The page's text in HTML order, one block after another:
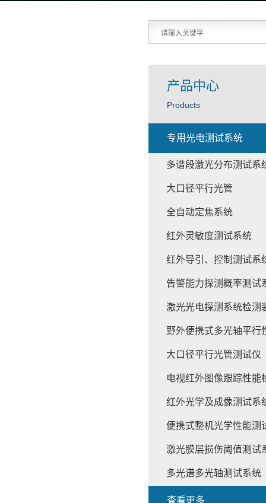
产品中心
Products
专用光电测试系统
多谱段激光分布测试系
大口径平行光管
全自动定焦系统
红外灵敏度测试系统
红外导引、控制测试系
告警能力探测概率测试
激光光电探测系统检测
野外便携式多光轴平行
大口径平行光管测试仪
电视红外图像跟踪性能
红外光学及成像测试系
便携式整机光学性能测
激光膜层损伤阈值测试
多光谱多光轴测试系统
查看更多